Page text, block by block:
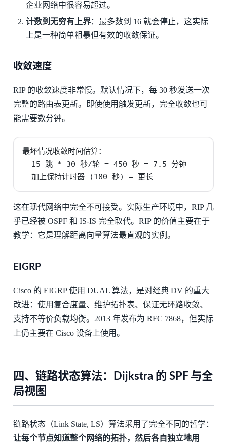
企业网络中很容易超过。
计数到无穷有上界：最多数到 16 就会停止，这实际
上是一种简单粗暴但有效的收敛保证。
收敛速度
RIP 的收敛速度非常慢。默认情况下，每 30 秒发送一次
完整的路由表更新。即使使用触发更新，完全收敛也可
能需要数分钟。
最坏情况收敛时间估算：
  15 跳 * 30 秒/轮 = 450 秒 = 7.5 分钟
  加上保持计时器 (180 秒) = 更长
这在现代网络中完全不可接受。实际生产环境中，RIP 几
乎已经被 OSPF 和 IS-IS 完全取代。RIP 的价值主要在于
教学：它是理解距离向量算法最直观的实例。
EIGRP
Cisco 的 EIGRP 使用 DUAL 算法，是对经典 DV 的重大
改进：使用复合度量、维护拓扑表、保证无环路收敛、
支持不等价负载均衡。2013 年发布为 RFC 7868，但实际
上仍主要在 Cisco 设备上使用。
四、链路状态算法：Dijkstra 的 SPF 与全
局视图
链路状态（Link State, LS）算法采用了完全不同的哲学：
让每个节点知道整个网络的拓扑，然后各自独立地用